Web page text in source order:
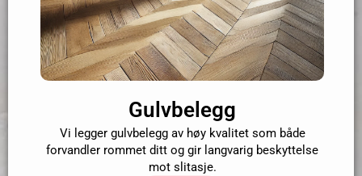
Gulvbelegg
Vi legger gulvbelegg av høy kvalitet som både
forvandler rommet ditt og gir langvarig beskyttelse
mot slitasje.